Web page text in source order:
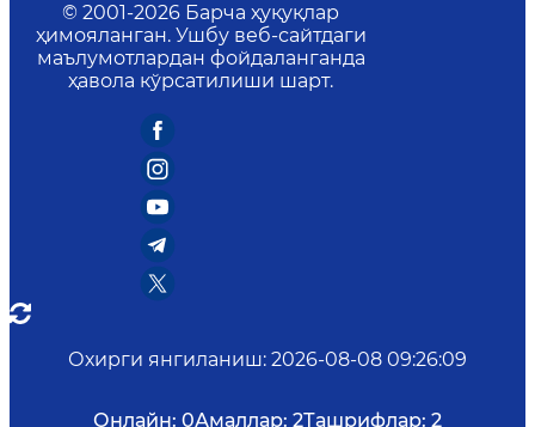
© 2001-2026 Барча ҳуқуқлар
ҳимояланган. Ушбу веб-сайтдаги
маълумотлардан фойдаланганда
ҳавола кўрсатилиши шарт.
Охирги янгиланиш: 2026-08-08 09:26:09
Онлайн: 0Амаллар: 2Ташрифлар: 2